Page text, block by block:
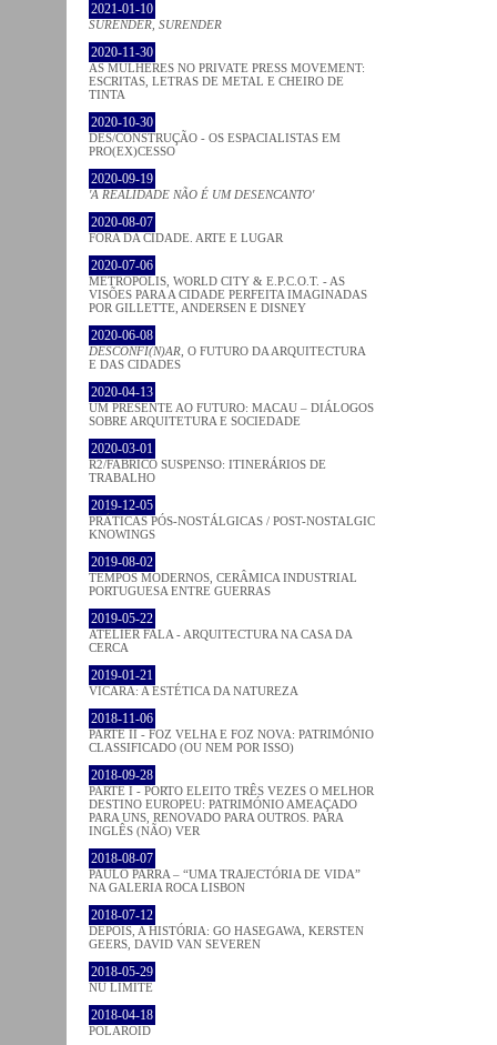
2021-01-10
SURENDER, SURENDER
2020-11-30
AS MULHERES NO PRIVATE PRESS MOVEMENT:
ESCRITAS, LETRAS DE METAL E CHEIRO DE
TINTA
2020-10-30
DES/CONSTRUÇÃO - OS ESPACIALISTAS EM
PRO(EX)CESSO
2020-09-19
'A REALIDADE NÃO É UM DESENCANTO'
2020-08-07
FORA DA CIDADE. ARTE E LUGAR
2020-07-06
METROPOLIS, WORLD CITY & E.P.C.O.T. - AS
VISÕES PARA A CIDADE PERFEITA IMAGINADAS
POR GILLETTE, ANDERSEN E DISNEY
2020-06-08
DESCONFI(N)AR , O FUTURO DA ARQUITECTURA
E DAS CIDADES
2020-04-13
UM PRESENTE AO FUTURO: MACAU – DIÁLOGOS
SOBRE ARQUITETURA E SOCIEDADE
2020-03-01
R2/FABRICO SUSPENSO: ITINERÁRIOS DE
TRABALHO
2019-12-05
PRÁTICAS PÓS-NOSTÁLGICAS / POST-NOSTALGIC
KNOWINGS
2019-08-02
TEMPOS MODERNOS, CERÂMICA INDUSTRIAL
PORTUGUESA ENTRE GUERRAS
2019-05-22
ATELIER FALA - ARQUITECTURA NA CASA DA
CERCA
2019-01-21
VICARA: A ESTÉTICA DA NATUREZA
2018-11-06
PARTE II - FOZ VELHA E FOZ NOVA: PATRIMÓNIO
CLASSIFICADO (OU NEM POR ISSO)
2018-09-28
PARTE I - PORTO ELEITO TRÊS VEZES O MELHOR
DESTINO EUROPEU: PATRIMÓNIO AMEAÇADO
PARA UNS, RENOVADO PARA OUTROS. PARA
INGLÊS (NÃO) VER
2018-08-07
PAULO PARRA – “UMA TRAJECTÓRIA DE VIDA”
NA GALERIA ROCA LISBON
2018-07-12
DEPOIS, A HISTÓRIA: GO HASEGAWA, KERSTEN
GEERS, DAVID VAN SEVEREN
2018-05-29
NU LIMITE
2018-04-18
POLAROID